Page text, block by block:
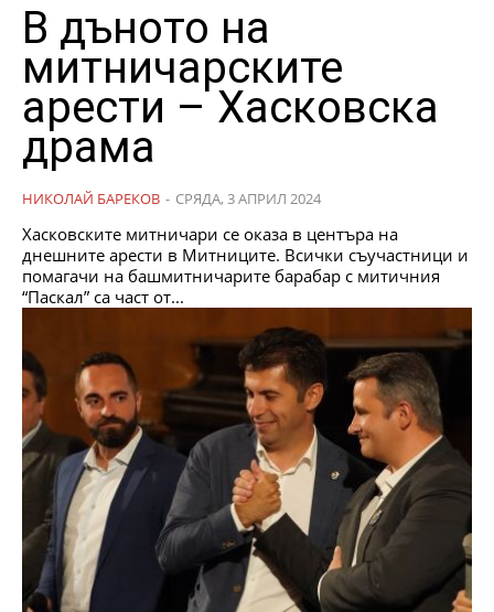
В дъното на
митничарските
арести – Хасковска
драма
НИКОЛАЙ БАРЕКОВ - СРЯДА, 3 АПРИЛ 2024
Хасковските митничари се оказа в центъра на
днешните арести в Митниците. Всички съучастници и
помагачи на башмитничарите барабар с митичния
“Паскал” са част от...